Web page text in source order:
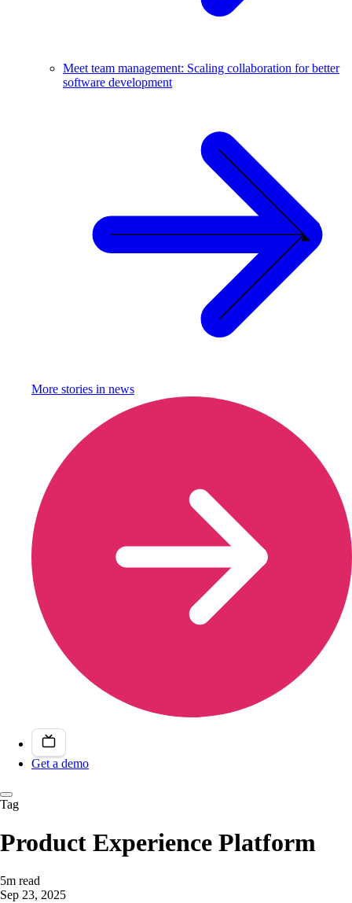
Meet team management: Scaling collaboration for better
software development
More stories in news
Get a demo
Tag
Product Experience Platform
5m read
Sep 23, 2025